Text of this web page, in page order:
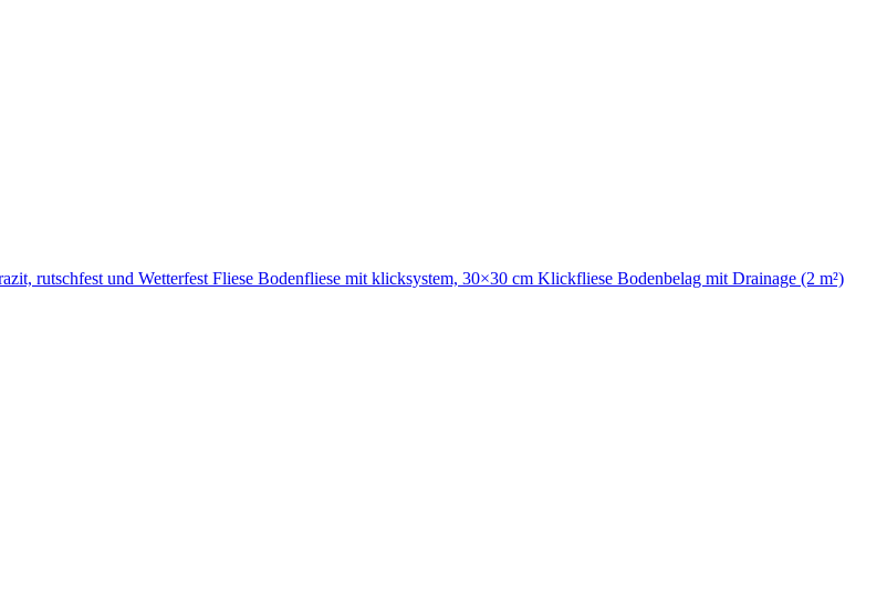
rutschfest und Wetterfest Fliese Bodenfliese mit klicksystem, 30×30 cm Klickfliese Bodenbelag mit Drainage (2 m²)